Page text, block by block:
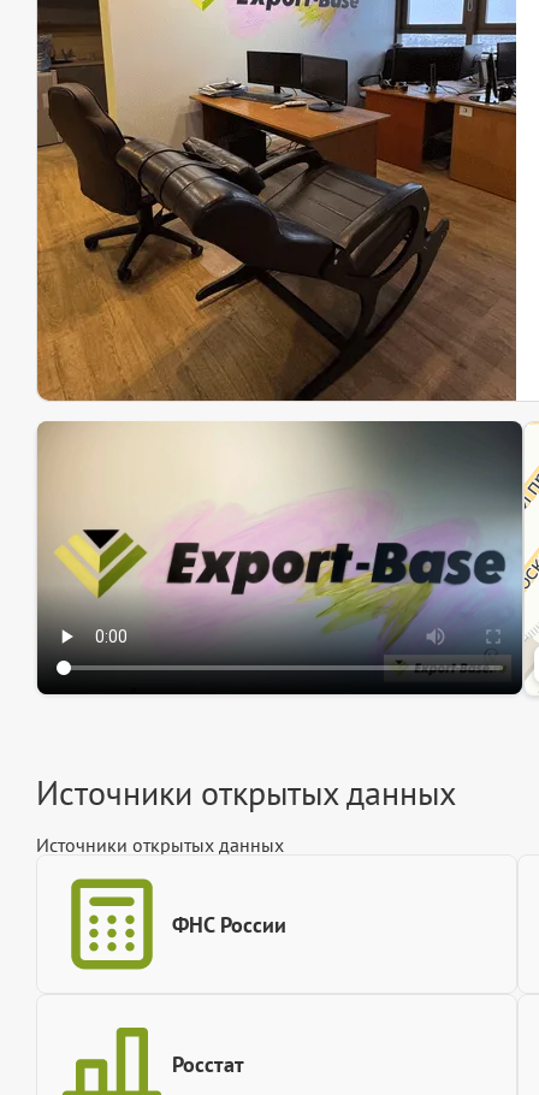
Источники открытых данных
Источники открытых данных
ФНС России
Росстат